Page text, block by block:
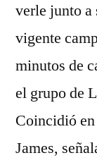
verle junto a
vigente
minutos de
el grupo de
Coincidió
James,